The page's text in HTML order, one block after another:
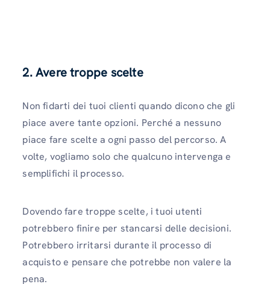
2. Avere troppe scelte
Non fidarti dei tuoi clienti quando dicono che gli
piace avere tante opzioni. Perché a nessuno
piace fare scelte a ogni passo del percorso. A
volte, vogliamo solo che qualcuno intervenga e
semplifichi il processo.
Dovendo fare troppe scelte, i tuoi utenti
potrebbero finire per stancarsi delle decisioni.
Potrebbero irritarsi durante il processo di
acquisto e pensare che potrebbe non valere la
pena.